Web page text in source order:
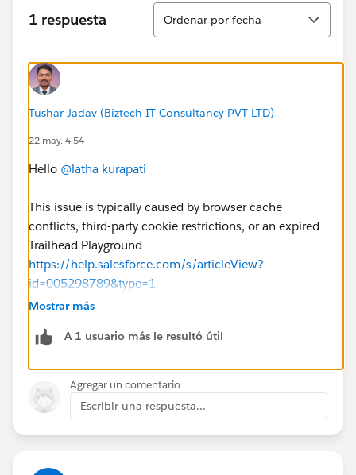
1 respuesta
Ordenar
Ordenar por fecha
Tushar Jadav (Biztech IT Consultancy PVT LTD)
22 may. 4:54
Hello @latha kurapati
This issue is typically caused by browser cache
conflicts, third-party cookie restrictions, or an expired
Trailhead Playground
https://help.salesforce.com/s/articleView?
id=005298789&type=1
Mostrar más
A 1 usuario más le resultó útil
Agregar un comentario
Escribir una respuesta...